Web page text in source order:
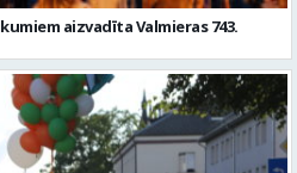
aizvadīta Valmieras 743.